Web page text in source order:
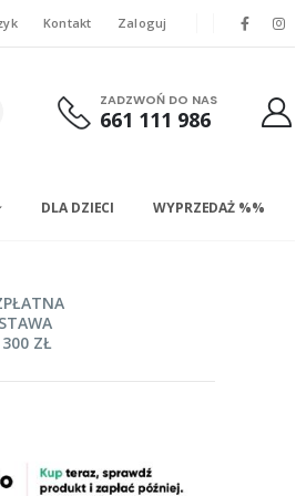
Kontakt Zaloguj
ZADZWOŃ DO NAS
661 111 986
DLA DZIECI WYPRZEDAŻ %%
ZŁ